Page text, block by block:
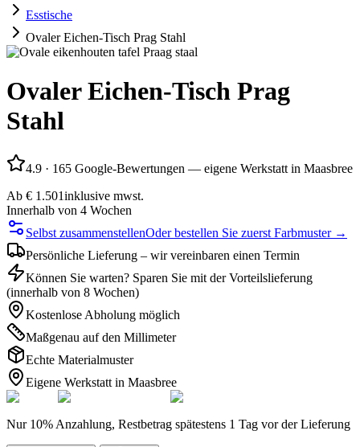
Esstische
Ovaler Eichen-Tisch Prag Stahl
Ovaler Eichen-Tisch Prag
Stahl
4.9 · 165 Google-Bewertungen — eigene Werkstatt in Maasbree
Ab € 1.501inklusive mwst.
Innerhalb von 4 Wochen
Selbst zusammenstellenOder bestellen Sie zuerst Farbmuster →
Persönliche Lieferung – wir vereinbaren einen Termin
Können Sie warten? Sparen Sie mit der Vorteilslieferung
(innerhalb von 8 Wochen)
Kostenlose Abholung möglich
Maßgenau auf den Millimeter
Echte Materialmuster
Eigene Werkstatt in Maasbree
Nur 10% Anzahlung, Restbetrag spätestens 1 Tag vor der Lieferung